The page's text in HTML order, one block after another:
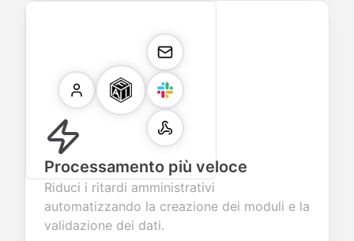
Processamento più veloce
Riduci i ritardi amministrativi
automatizzando la creazione dei moduli e la
validazione dei dati.